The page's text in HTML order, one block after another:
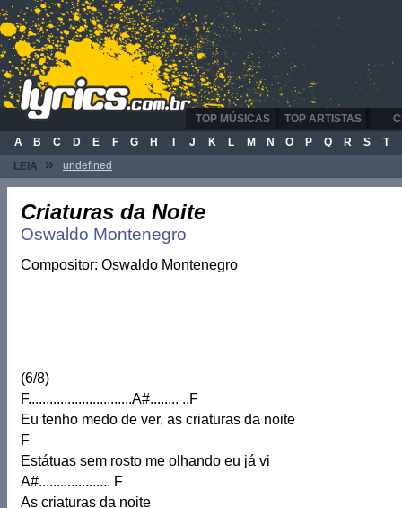
TOP ARTISTAS
TOP MÚSICAS
A
B C D E F G H J K L M N O P Q R S T
LEIA
» undefined
Criaturas da Noite
Oswaldo Montenegro
Compositor: Oswaldo Montenegro
(6/8)
F.............................A#........ ..F
Eu tenho medo de ver, as criaturas da noite
F
Estátuas sem rosto me olhando eu já vi
A#.................... F
As criaturas da noite